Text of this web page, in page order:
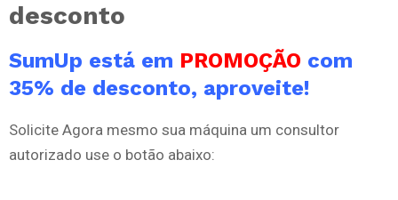
desconto
SumUp está em PROMOÇÃO com
35% de desconto, aproveite!
Solicite Agora mesmo sua máquina um consultor
autorizado use o botão abaixo: